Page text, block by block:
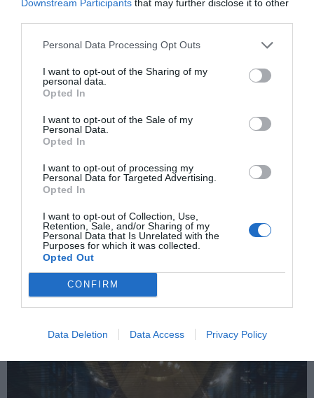
Downstream Participants that may further disclose it to other
Personal Data Processing Opt Outs
I want to opt-out of the Sharing of my
personal data.
Opted In
I want to opt-out of the Sale of my
Personal Data.
Opted In
I want to opt-out of processing my
Personal Data for Targeted Advertising.
Opted In
I want to opt-out of Collection, Use,
Retention, Sale, and/or Sharing of my
Personal Data that Is Unrelated with the
Purposes for which it was collected.
Opted Out
CONFIRM
Data Deletion Data Access Privacy Policy
Los bancos judicializan asuntos ya
resueltos en favor del consumidor
ERNESTO CARRATALÁ
bancarios, productos financieros, y de inversión, ha
enviado un escrito al Banco de España y al ministerio
de Consumo denunciando a las entidades que,
existiendo resoluciones judiciales en materia de
clientes a acudir a...